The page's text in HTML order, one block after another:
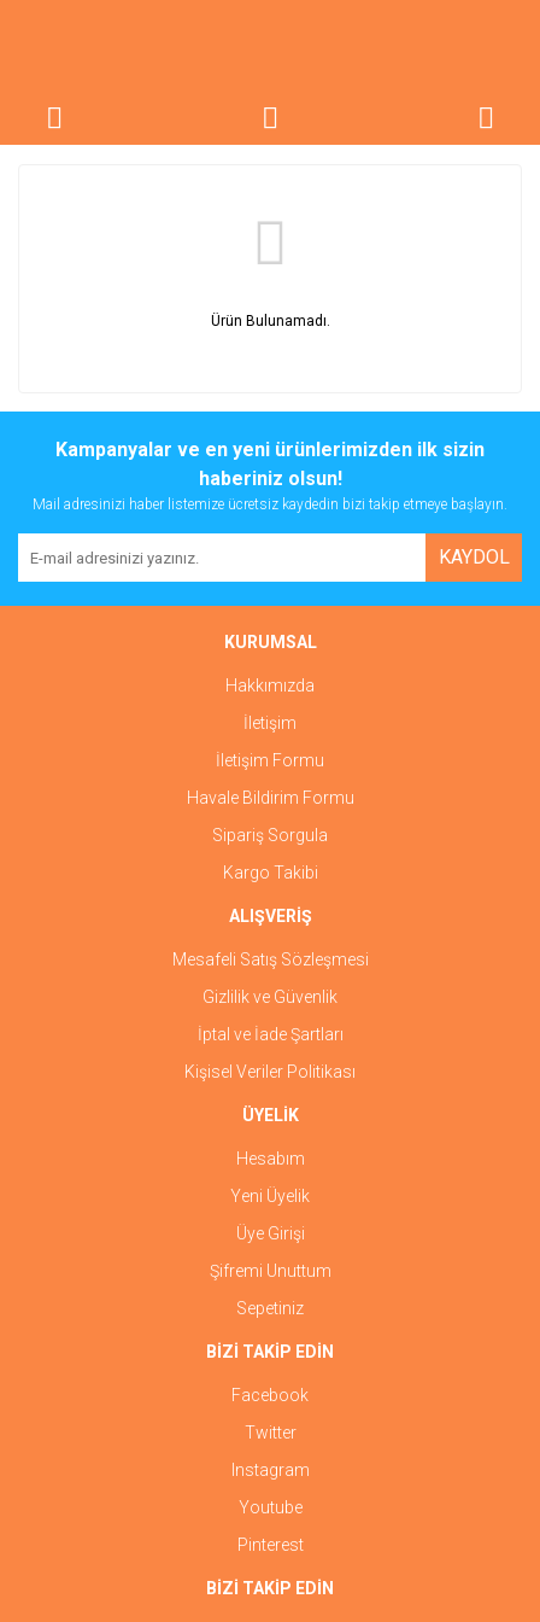
Ürün Bulunamadı.
Kampanyalar ve en yeni ürünlerimizden ilk sizin
haberiniz olsun!
Mail adresinizi haber listemize ücretsiz kaydedin bizi takip etmeye başlayın.
KAYDOL
KURUMSAL
Hakkımızda
İletişim
İletişim Formu
Havale Bildirim Formu
Sipariş Sorgula
Kargo Takibi
ALIŞVERİŞ
Mesafeli Satış Sözleşmesi
Gizlilik ve Güvenlik
İptal ve İade Şartları
Kişisel Veriler Politikası
ÜYELİK
Hesabım
Yeni Üyelik
Üye Girişi
Şifremi Unuttum
Sepetiniz
BİZİ TAKİP EDİN
Facebook
Twitter
Instagram
Youtube
Pinterest
BİZİ TAKİP EDİN